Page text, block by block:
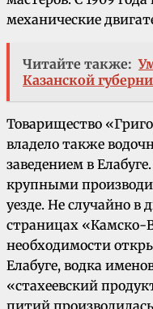
механические
Читайте также:
Казанской
Товарищество
владело также
заведением в
крупными
уезде. Не случайно в
страницах «Камско-
необходимости
Елабуге, водка
«стахеевский